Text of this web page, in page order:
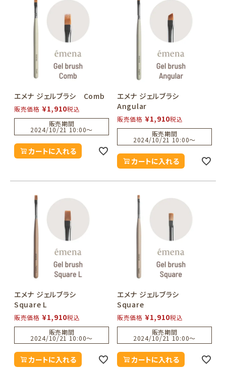
エメナ ジェルブラシ Comb
販売価格 ¥1,910税込
販売期間
2024/10/21 10:00〜
カートに入れる
エメナ ジェルブラシ
Angular
販売価格 ¥1,910税込
販売期間
2024/10/21 10:00〜
カートに入れる
エメナ ジェルブラシ
Square L
販売価格 ¥1,910税込
販売期間
2024/10/21 10:00〜
カートに入れる
エメナ ジェルブラシ
Square
販売価格 ¥1,910税込
販売期間
2024/10/21 10:00〜
カートに入れる